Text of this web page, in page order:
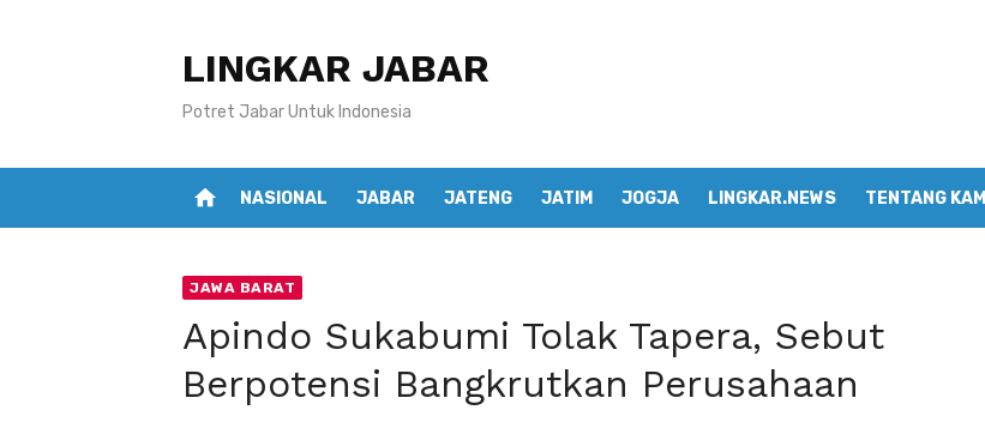
LINGKAR JABAR
Potret Jabar Untuk Indonesia
home NASIONAL JABAR JATENG JATIM JOGJA LINGKAR.NEWS TENTANG KAMI
JAWA BARAT
Apindo Sukabumi Tolak Tapera, Sebut
Berpotensi Bangkrutkan Perusahaan